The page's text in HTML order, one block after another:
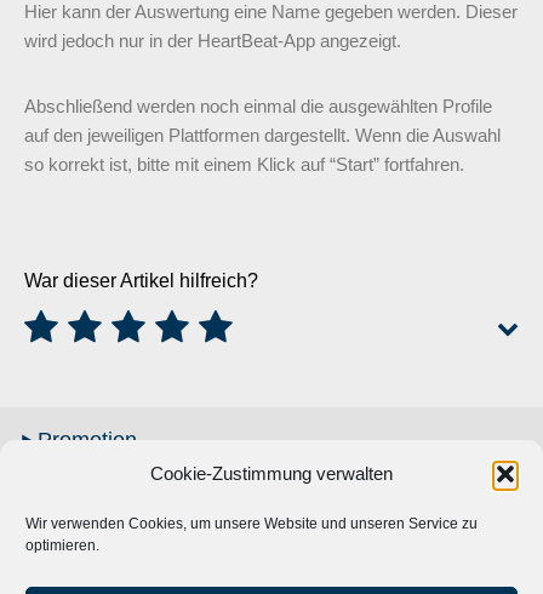
Cookie-Zustimmung verwalten
Wir verwenden Cookies, um unsere Website und unseren Service zu
optimieren.
Promotion
Account
Hier kann der Auswertung eine Name gegeben werden. Dieser
wird jedoch nur in der HeartBeat-App angezeigt.
Abschließend werden noch einmal die ausgewählten Profile
auf den jeweiligen Plattformen dargestellt. Wenn die Auswahl
so korrekt ist, bitte mit einem Klick auf “Start” fortfahren.
War dieser Artikel hilfreich?